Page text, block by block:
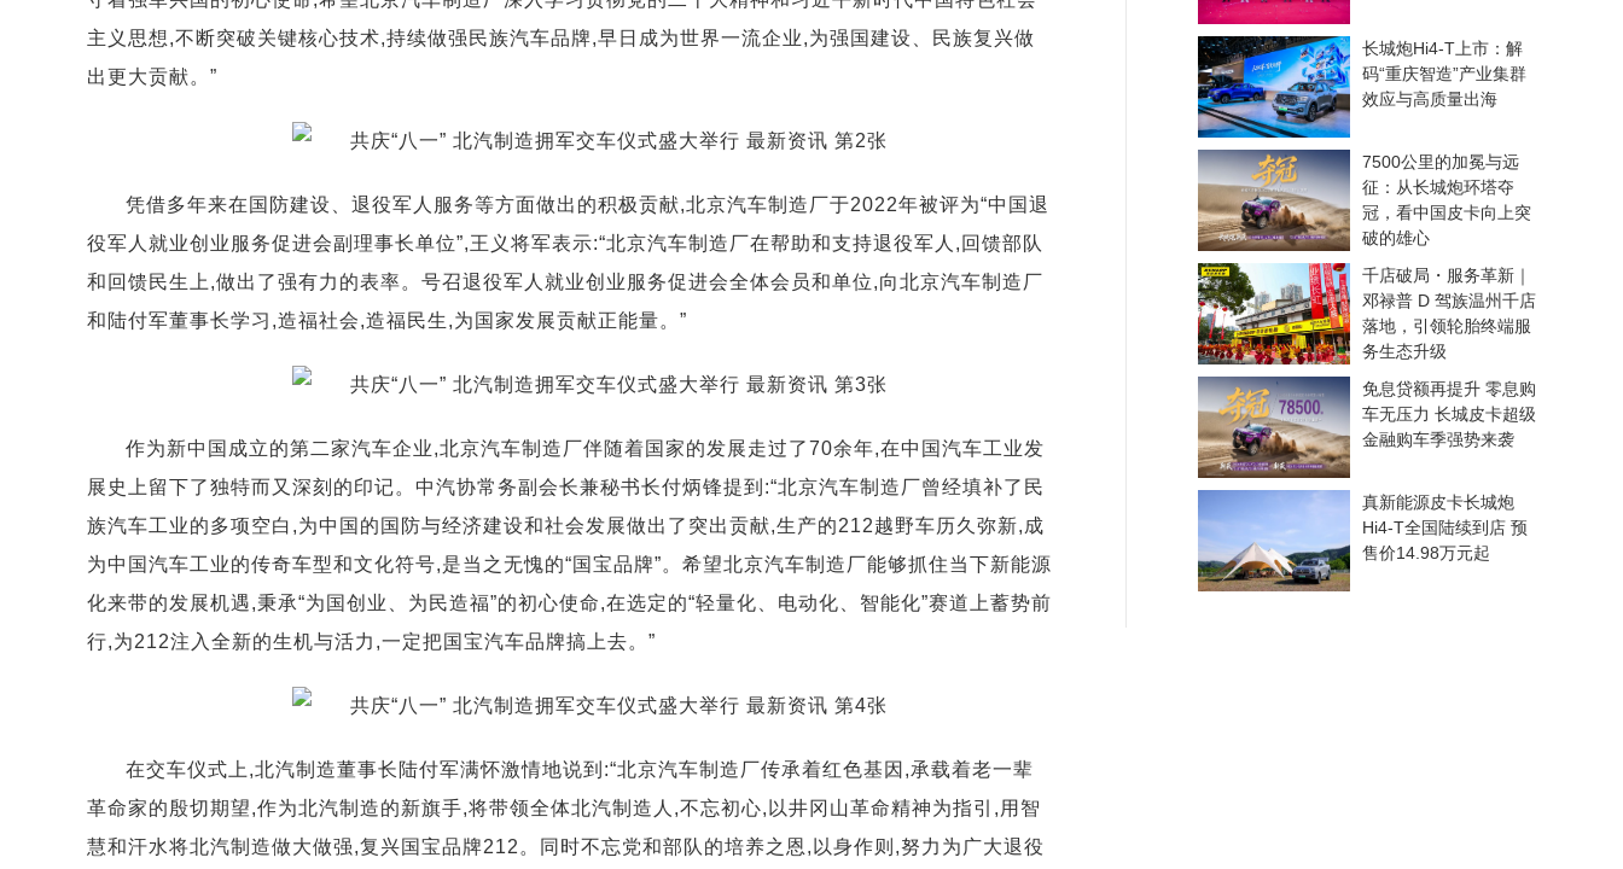
主义思想,不断突破关键核心技术,持续做强民族汽车品牌,早日成为世界一流企业,为强国建设、民族复兴做
出更大贡献。”
凭借多年来在国防建设、退役军人服务等方面做出的积极贡献,北京汽车制造厂于2022年被评为“中国退
役军人就业创业服务促进会副理事长单位”,王义将军表示:“北京汽车制造厂在帮助和支持退役军人,回馈部队
和回馈民生上,做出了强有力的表率。号召退役军人就业创业服务促进会全体会员和单位,向北京汽车制造厂
和陆付军董事长学习,造福社会,造福民生,为国家发展贡献正能量。”
作为新中国成立的第二家汽车企业,北京汽车制造厂伴随着国家的发展走过了70余年,在中国汽车工业发
展史上留下了独特而又深刻的印记。中汽协常务副会长兼秘书长付炳锋提到:“北京汽车制造厂曾经填补了民
族汽车工业的多项空白,为中国的国防与经济建设和社会发展做出了突出贡献,生产的212越野车历久弥新,成
为中国汽车工业的传奇车型和文化符号,是当之无愧的“国宝品牌”。希望北京汽车制造厂能够抓住当下新能源
化来带的发展机遇,秉承“为国创业、为民造福”的初心使命,在选定的“轻量化、电动化、智能化”赛道上蓄势前
行,为212注入全新的生机与活力,一定把国宝汽车品牌搞上去。”
在交车仪式上,北汽制造董事长陆付军满怀激情地说到:“北京汽车制造厂传承着红色基因,承载着老一辈
革命家的殷切期望,作为北汽制造的新旗手,将带领全体北汽制造人,不忘初心,以井冈山革命精神为指引,用智
慧和汗水将北汽制造做大做强,复兴国宝品牌212。同时不忘党和部队的培养之恩,以身作则,努力为广大退役
长城炮Hi4-T上市：解
码“重庆智造”产业集群
效应与高质量出海
7500公里的加冕与远
征：从长城炮环塔夺
冠，看中国皮卡向上突
破的雄心
千店破局・服务革新｜
邓禄普 D 驾族温州千店
落地，引领轮胎终端服
务生态升级
免息贷额再提升 零息购
车无压力 长城皮卡超级
金融购车季强势来袭
真新能源皮卡长城炮
Hi4-T全国陆续到店 预
售价14.98万元起